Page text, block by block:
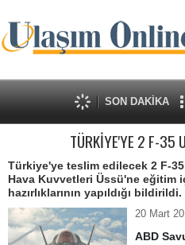
SON DAKİKA
TÜRKİYE'YE 2 F-35
Türkiye'ye teslim edilecek 2 F-
Hava Kuvvetleri Üssü'ne eğitim
hazırlıklarının yapıldığı bildirildi.
20 Mart
ABD